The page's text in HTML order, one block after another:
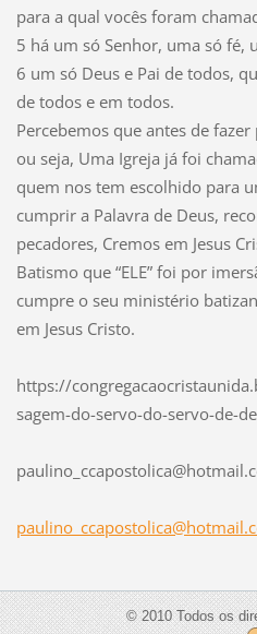
para a qual vocês foram
5 há um só Senhor, uma só fé,
6 um só Deus e Pai de todos,
de todos e em todos.
Percebemos que antes de
ou seja, Uma Igreja já foi
quem nos tem escolhido para
cumprir a Palavra de Deus,
pecadores, Cremos em Jesus
Batismo que “ELE” foi por
cumpre o seu ministério
em Jesus Cristo.
https://
sagem-do-servo-do-servo-de-
paulino_ ccapostolica@hot
© 2010 Todos os